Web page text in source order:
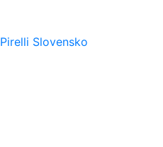
Pirelli Slovensko